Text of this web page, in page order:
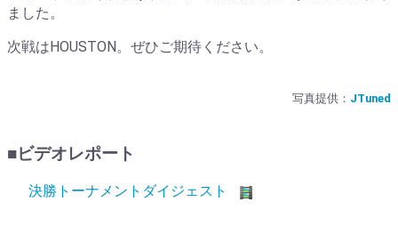
ました。
次戦はHOUSTON。ぜひご期待ください。
写真提供： JTuned
■ビデオレポート
決勝トーナメントダイジェスト